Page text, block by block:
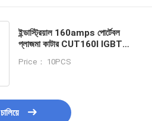
ইন্ডাস্ট্রিয়াল 160amps পোর্টেবল
প্লাজমা কাটার CUT160I IGBT
Price： 10PCS
চালিয়ে